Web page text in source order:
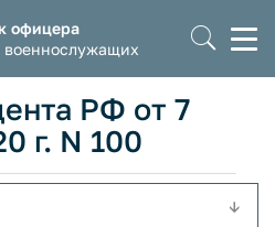
офицера
военнослужащих
РФ от 7
г. N 100